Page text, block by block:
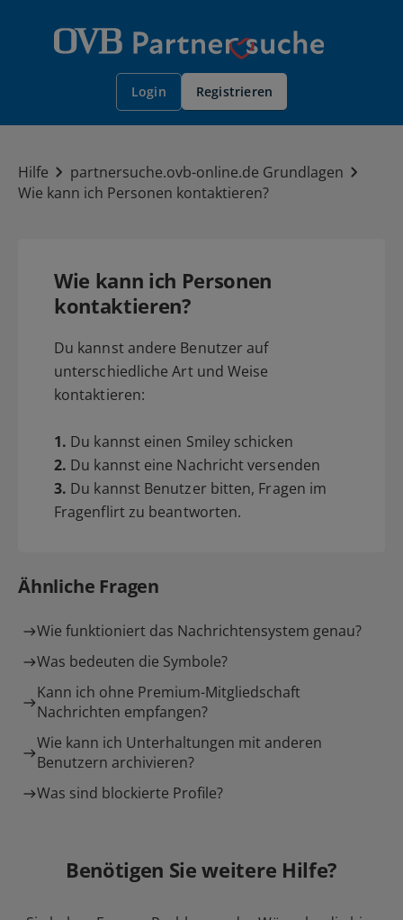
Login Registrieren
Hilfe
partnersuche.ovb-online.de Grundlagen
Wie kann ich Personen kontaktieren?
Wie kann ich Personen
kontaktieren?
Du kannst andere Benutzer auf
unterschiedliche Art und Weise
kontaktieren:
1. Du kannst einen Smiley schicken
2. Du kannst eine Nachricht versenden
3. Du kannst Benutzer bitten, Fragen im
Fragenflirt zu beantworten.
Ähnliche Fragen
Wie funktioniert das Nachrichtensystem genau?
Was bedeuten die Symbole?
Kann ich ohne Premium-Mitgliedschaft
Nachrichten empfangen?
Wie kann ich Unterhaltungen mit anderen
Benutzern archivieren?
Was sind blockierte Profile?
Benötigen Sie weitere Hilfe?